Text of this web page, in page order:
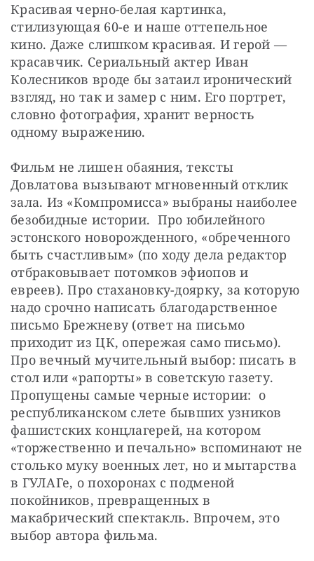
Красивая черно-белая картинка,
стилизующая 60-е и наше оттепельное
кино. Даже слишком красивая. И герой —
красавчик. Сериальный актер Иван
Колесников вроде бы затаил иронический
взгляд, но так и замер с ним. Его портрет,
словно фотография, хранит верность
одному выражению.
Фильм не лишен обаяния, тексты
Довлатова вызывают мгновенный отклик
зала. Из «Компромисса» выбраны наиболее
безобидные истории.  Про юбилейного
эстонского новорожденного, «обреченного
быть счастливым» (по ходу дела редактор
отбраковывает потомков эфиопов и
евреев). Про стахановку-доярку, за которую
надо срочно написать благодарственное
письмо Брежневу (ответ на письмо
приходит из ЦК, опережая само письмо).
Про вечный мучительный выбор: писать в
стол или «рапорты» в советскую газету.
Пропущены самые черные истории:  о
республиканском слете бывших узников
фашистских концлагерей, на котором
«торжественно и печально» вспоминают не
столько муку военных лет, но и мытарства
в ГУЛАГе, о похоронах с подменой
покойников, превращенных в
макабрический спектакль. Впрочем, это
выбор автора фильма.